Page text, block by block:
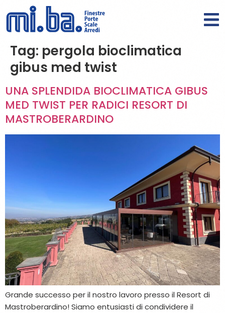
Tag: pergola bioclimatica
gibus med twist
UNA SPLENDIDA BIOCLIMATICA GIBUS
MED TWIST PER RADICI RESORT DI
MASTROBERARDINO
Grande successo per il nostro lavoro presso il Resort di
Mastroberardino! Siamo entusiasti di condividere il